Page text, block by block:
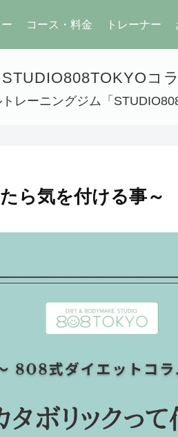
コース・料金 トレーナー
STUDIO808TOKYOコ
レーニングジム「
ら気を付ける事～